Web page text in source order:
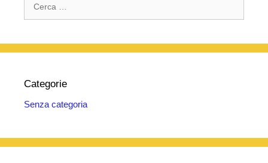
per:
Categorie
Senza categoria